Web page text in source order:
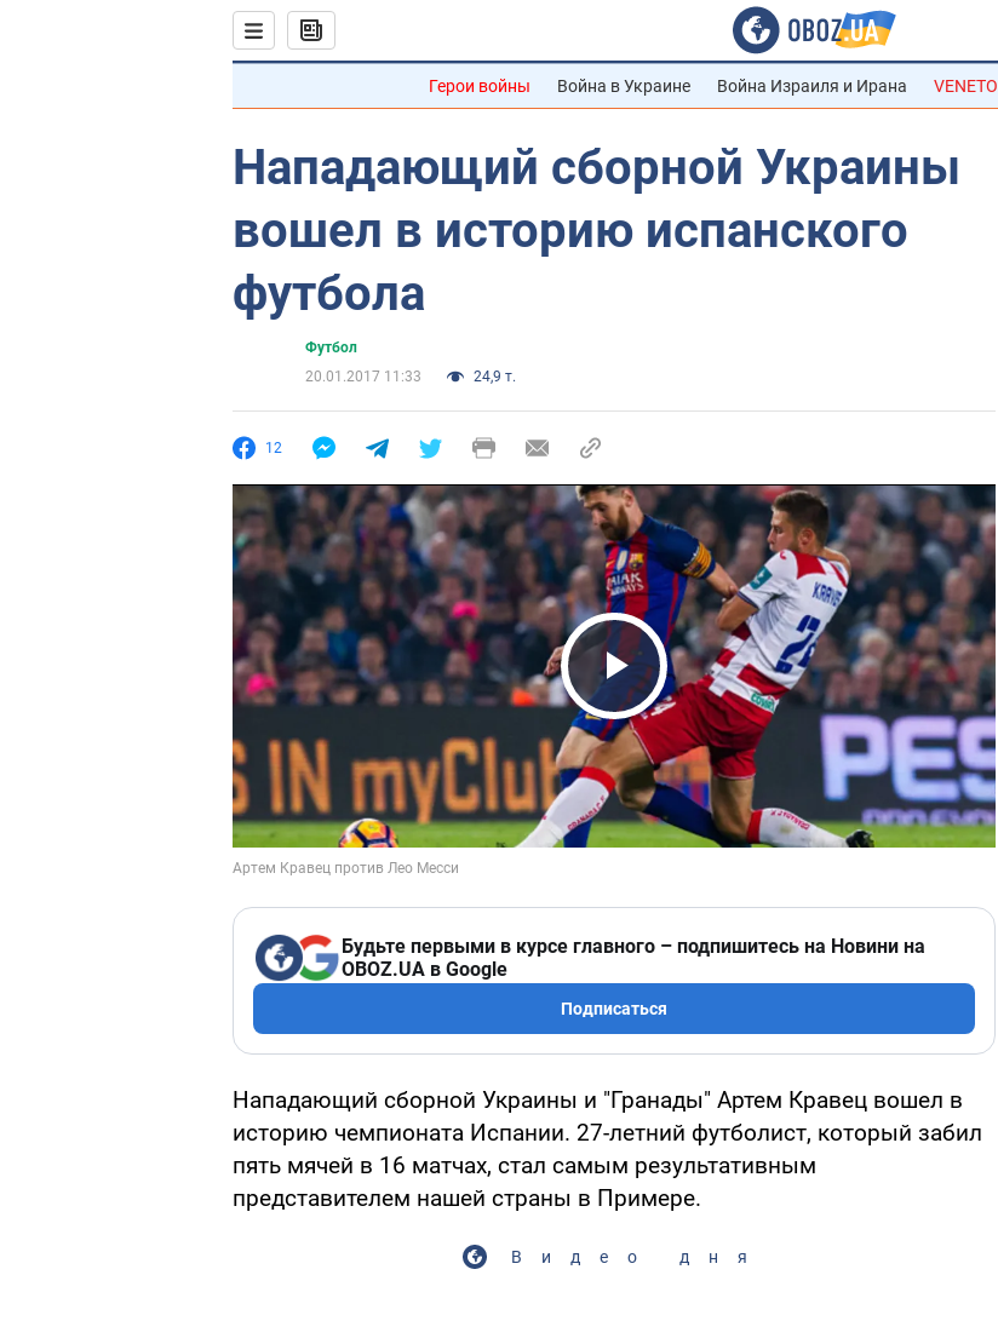
Герои войны Война в Украине Война Израиля и Ирана VENETO
Нападающий сборной Украины
вошел в историю испанского
футбола
Футбол
20.01.2017 11:33
24,9 т.
12
Play Video
Будьте первыми в курсе главного – подпишитесь на Новини на
OBOZ.UA в Google
Подписаться
Нападающий сборной Украины и "Гранады" Артем Кравец вошел в
историю чемпионата Испании. 27-летний футболист, который забил
пять мячей в 16 матчах, стал самым результативным
представителем нашей страны в Примере.
Видео дня